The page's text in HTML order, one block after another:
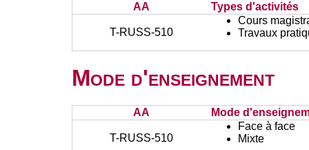
AA Types d'activités
T-RUSS-510
Cours
Travaux
Mode d'enseignement
AA Mode
T-RUSS-510
Face à face
Mixte